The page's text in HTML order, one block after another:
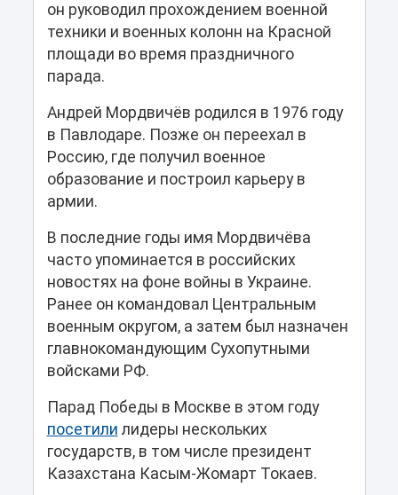
он руководил прохождением военной
техники и военных колонн на Красной
площади во время праздничного
парада.
Андрей Мордвичёв родился в 1976 году
в Павлодаре. Позже он переехал в
Россию, где получил военное
образование и построил карьеру в
армии.
В последние годы имя Мордвичёва
часто упоминается в российских
новостях на фоне войны в Украине.
Ранее он командовал Центральным
военным округом, а затем был назначен
главнокомандующим Сухопутными
войсками РФ.
Парад Победы в Москве в этом году
посетили лидеры нескольких
государств, в том числе президент
Казахстана Касым-Жомарт Токаев.